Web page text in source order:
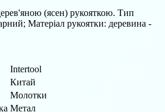
(ясен) рукояткою. Тип
Матеріал рукоятки: деревина -
Intertool
Китай
Молотки
Метал